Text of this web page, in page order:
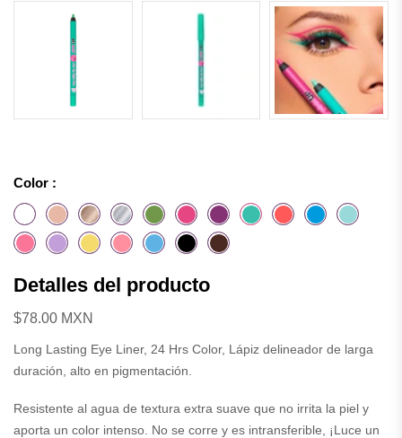
Color :
Detalles del producto
$78.00 MXN
Long Lasting Eye Liner, 24 Hrs Color, Lápiz delineador de larga
duración, alto en pigmentación.
Resistente al agua de textura extra suave que no irrita la piel y
aporta un color intenso. No se corre y es intransferible, ¡Luce un